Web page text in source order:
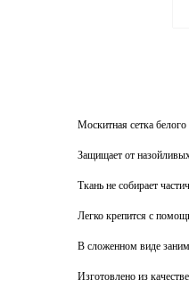
Москитная сетка
Защищает от
Ткань не собирает
Легко крепится с
В сложенном виде
Изготовлено из